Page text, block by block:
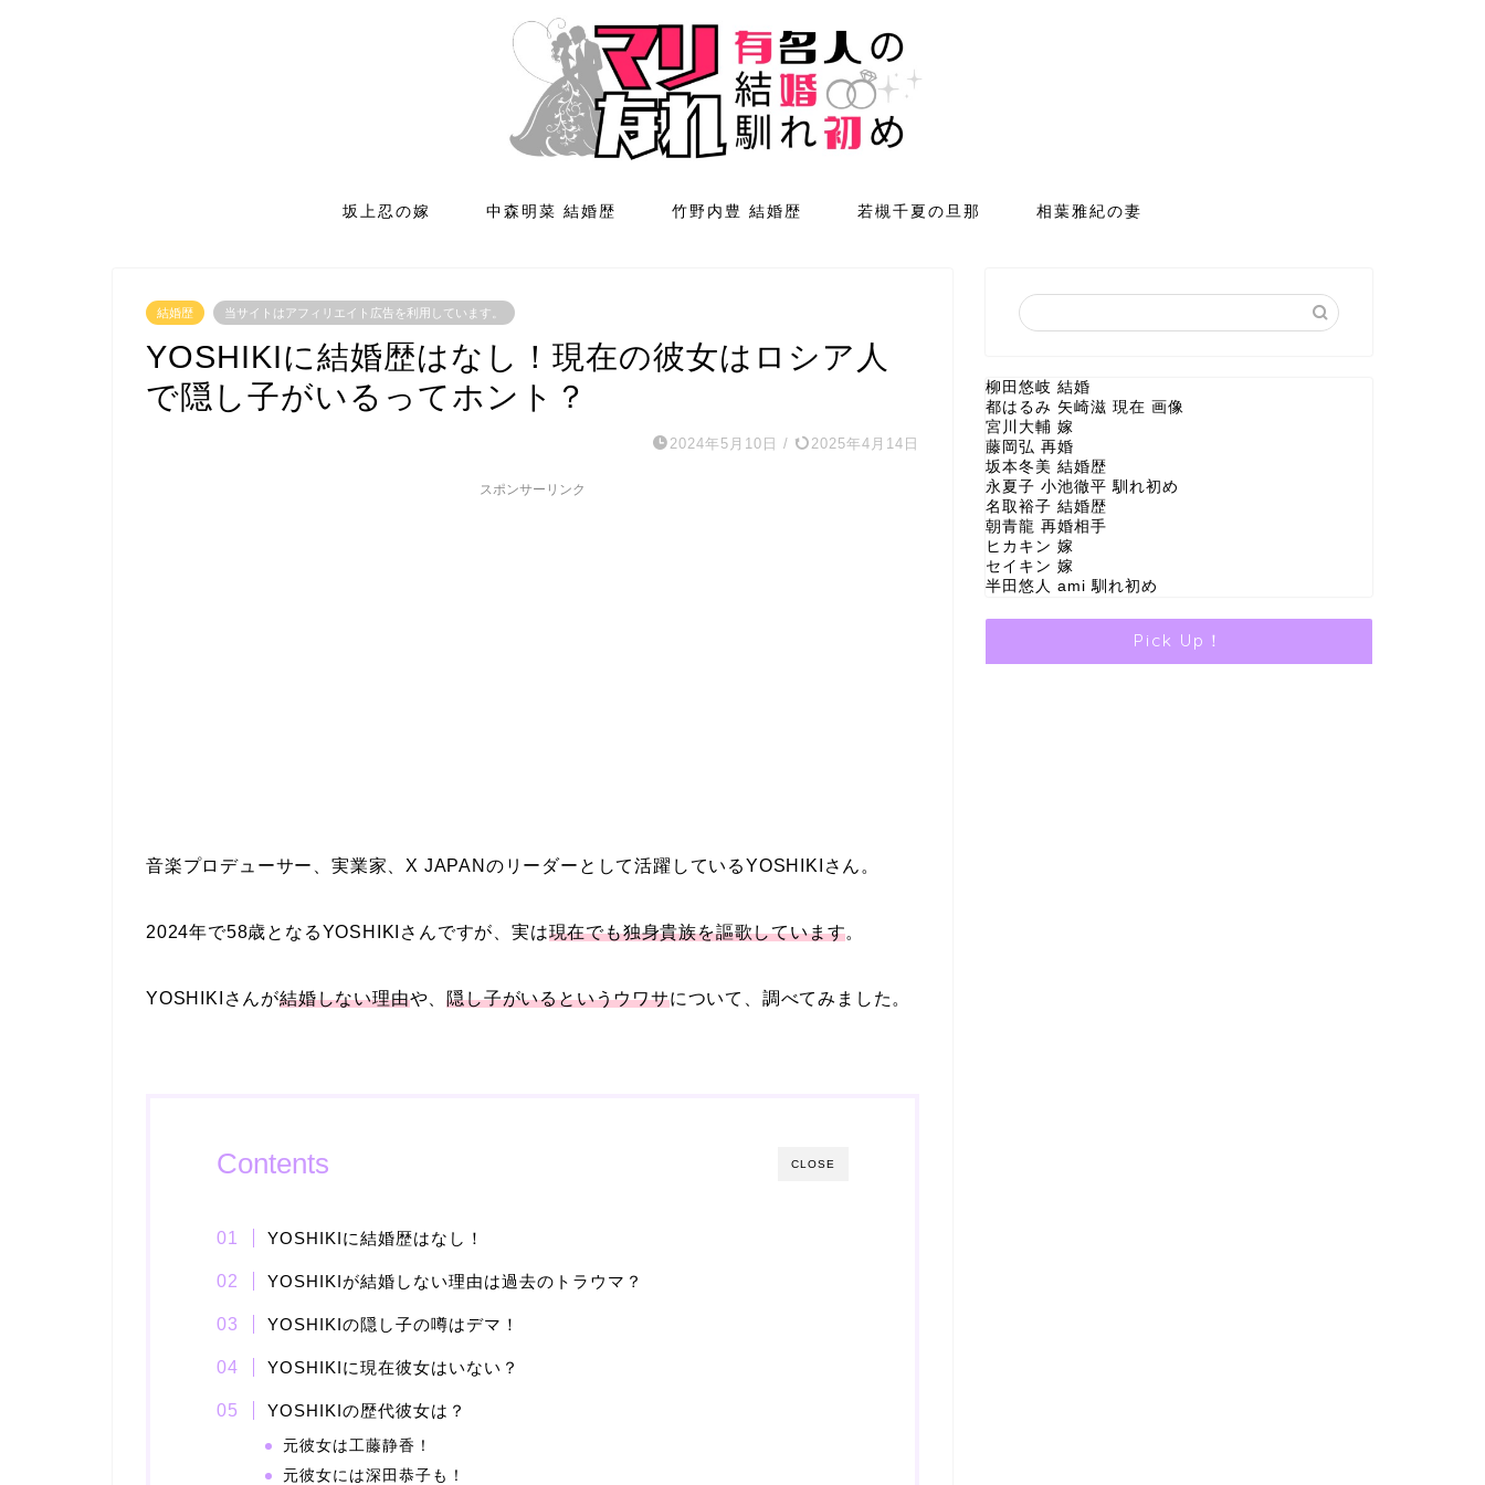
坂上忍の嫁 中森明菜 結婚歴 竹野内豊 結婚歴 若槻千夏の旦那 相葉雅紀の妻
結婚歴 当サイトはアフィリエイト広告を利用しています。
YOSHIKIに結婚歴はなし！現在の彼女はロシア人
で隠し子がいるってホント？
2024年5月10日 / 2025年4月14日
スポンサーリンク
音楽プロデューサー、実業家、X JAPANのリーダーとして活躍しているYOSHIKIさん。
2024年で58歳となるYOSHIKIさんですが、実は現在でも独身貴族を謳歌しています。
YOSHIKIさんが結婚しない理由や、隠し子がいるというウワサについて、調べてみました。
CLOSE
Contents
YOSHIKIに結婚歴はなし！
YOSHIKIが結婚しない理由は過去のトラウマ？
YOSHIKIの隠し子の噂はデマ！
YOSHIKIに現在彼女はいない？
YOSHIKIの歴代彼女は？
元彼女は工藤静香！
元彼女には深田恭子も！
柳田悠岐 結婚
都はるみ 矢崎滋 現在 画像
宮川大輔 嫁
藤岡弘 再婚
坂本冬美 結婚歴
永夏子 小池徹平 馴れ初め
名取裕子 結婚歴
朝青龍 再婚相手
ヒカキン 嫁
セイキン 嫁
半田悠人 ami 馴れ初め
Pick Up！